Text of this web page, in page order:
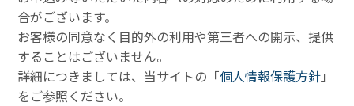
合がございます。
お客様の同意なく目的外の利用や第三者への開示、提供
することはございません。
詳細につきましては、当サイトの「個人情報保護方針」
をご参照ください。